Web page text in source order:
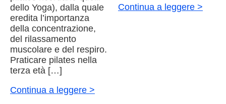
dello Yoga), dalla quale
eredita l’importanza
della concentrazione,
del rilassamento
muscolare e del respiro.
Praticare pilates nella
terza età […]
Continua a leggere >
Continua a leggere >